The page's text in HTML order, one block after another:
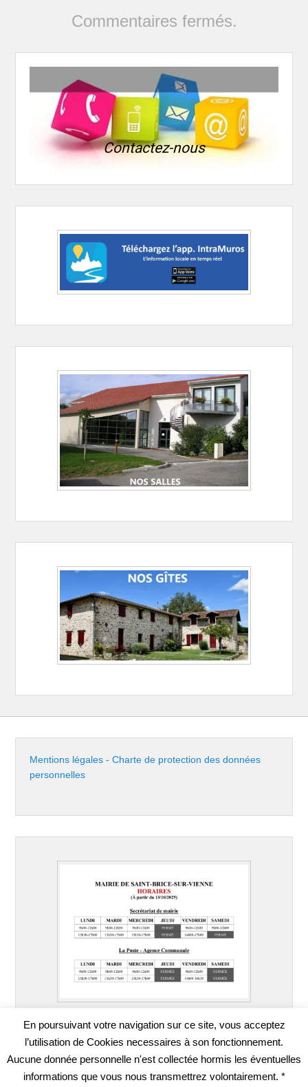
Commentaires fermés.
Contactez-nous
Mentions légales - Charte de protection des données
personnelles
Copyright © 2026SAINT-BRICE-SUR-VIENNETous droits réservés.
En poursuivant votre navigation sur ce site, vous acceptez
l’utilisation de Cookies necessaires à son fonctionnement.
Aucune donnée personnelle n'est collectée hormis les éventuelles
informations que vous nous transmettrez volontairement. *